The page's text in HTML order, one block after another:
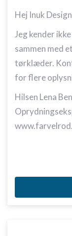
Hej Inuk Design
Jeg kender
sammen med
tørklæder.
for flere
Hilsen Lena